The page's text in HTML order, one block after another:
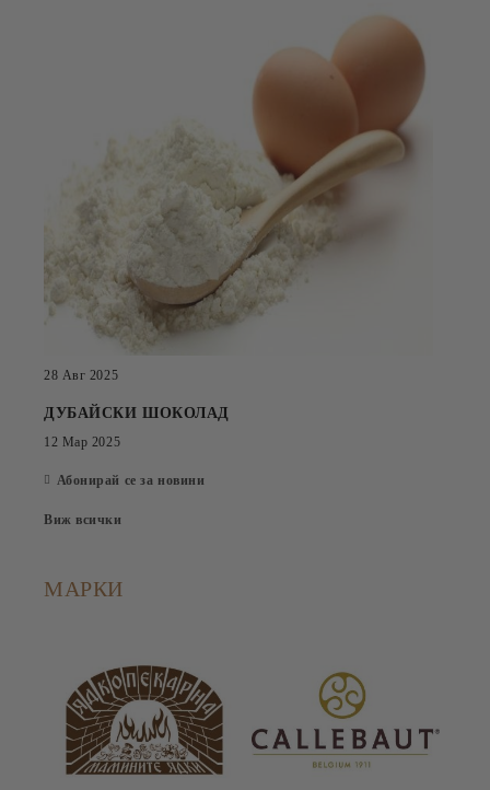
28 Авг 2025
ДУБАЙСКИ ШОКОЛАД
12 Мар 2025
Абонирай се за новини
Виж всички
МАРКИ